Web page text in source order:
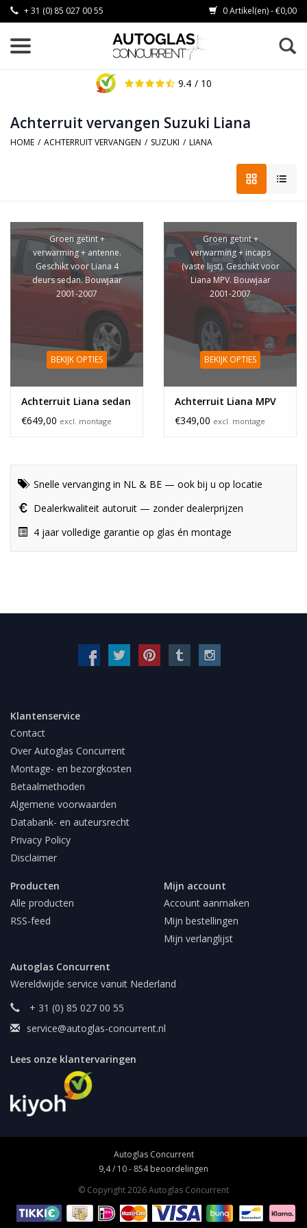
+ 31 (0) 85 027 00 55 0 Artikel(en) - €0,00
9.4 / 10
Achterruit vervangen Suzuki Liana
HOME / ACHTERRUIT VERVANGEN / SUZUKI / LIANA
Groen getint +
verwarming + antenne.
Geschikt voor Liana 4
deurs sedan. Bouwjaar
2001-2007
BEKIJK OPTIES
Achterruit Liana sedan
€649,00 excl. montage
Groen getint +
verwarming + incaps
(vaste lijst). Geschikt voor
Liana MPV. Bouwjaar
2001-2007
BEKIJK OPTIES
Achterruit Liana MPV
€349,00 excl. montage
Snelle vervanging in NL & BE — ook bij u op locatie
Dealerkwaliteit autoruit — zonder dealerprijzen
4 jaar volledige garantie op glas én montage
Klantenservice
Contact
Over Autoglas Concurrent
Montage- en bezorgkosten
Betaalmethoden
Algemene voorwaarden
Databank- en auteursrecht
Privacy Policy
Disclaimer
Producten
Alle producten
RSS-feed
Mijn account
Account aanmaken
Mijn bestellingen
Mijn verlanglijst
Autoglas Concurrent
Wereldwijde service vanuit Nederland
+ 31 (0) 85 027 00 55
service@autoglas-concurrent.nl
Lees onze klantervaringen
Autoglas Concurrent
9,4/ 10- 854beoordelingen
© Copyright 2026 Autoglas Concurrent